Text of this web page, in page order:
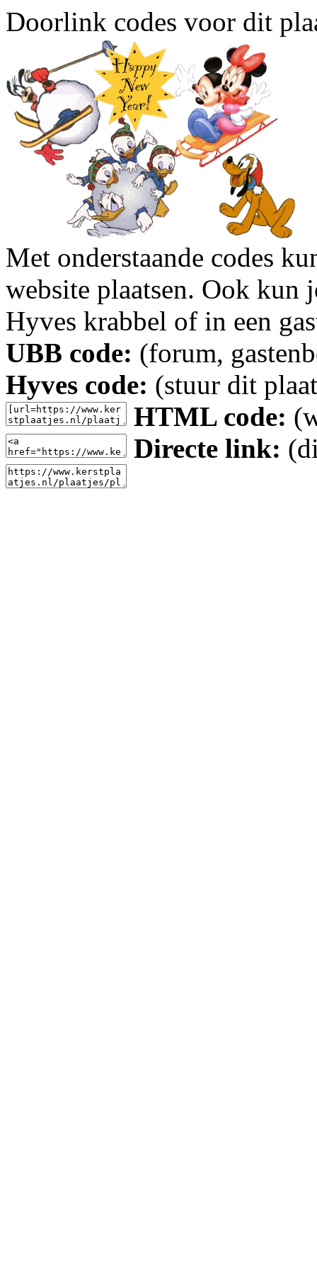
Doorlink codes voor dit
Met onderstaande codes
website plaatsen. Ook kun
Hyves krabbel of in een
UBB code: (forum,
Hyves code: (stuur dit
HTML code:
Directe link: